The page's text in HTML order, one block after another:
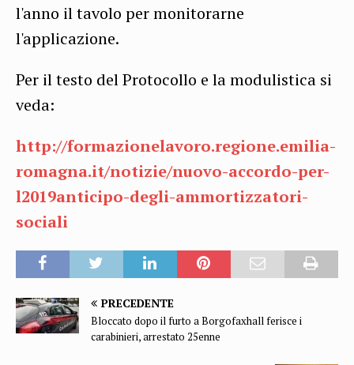
l'anno il tavolo per monitorarne
l'applicazione.
Per il testo del Protocollo e la modulistica si
veda:
http://formazionelavoro.regione.emilia-
romagna.it/notizie/nuovo-accordo-per-
l2019anticipo-degli-ammortizzatori-
sociali
PRECEDENTE
Bloccato dopo il furto a Borgofaxhall ferisce i
carabinieri, arrestato 25enne